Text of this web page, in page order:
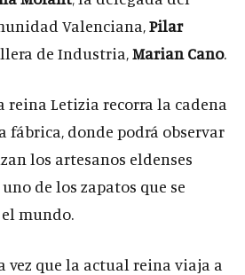
Valenciana,Pilar
de Industria,Marian Cano.
reina Letizia recorra la cadena
fábrica, donde podrá observar
los artesanos eldenses
de los zapatos que se
mundo.
vez que la actual reina viaja a